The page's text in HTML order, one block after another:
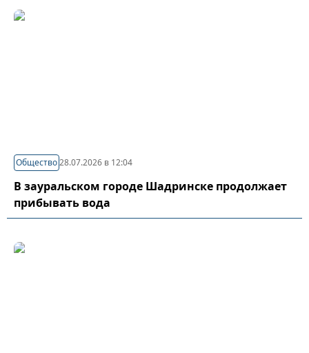
Общество28.07.2026 в 12:04
В зауральском городе Шадринске продолжает
прибывать вода